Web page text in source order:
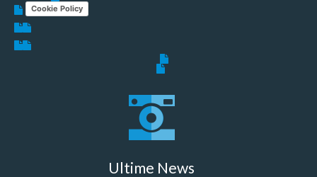
Cookie Policy
Ultime News